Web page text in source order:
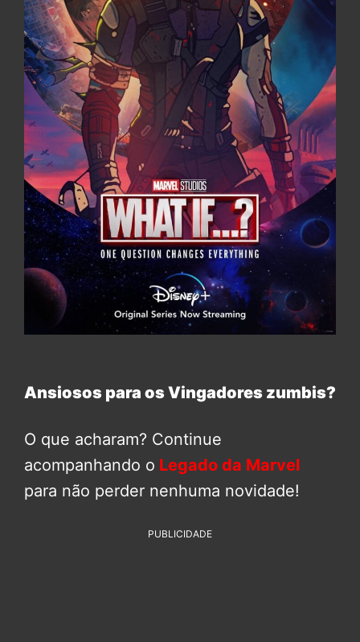
Ansiosos para os Vingadores zumbis?
O que acharam? Continue
acompanhando o Legado da Marvel
para não perder nenhuma novidade!
PUBLICIDADE